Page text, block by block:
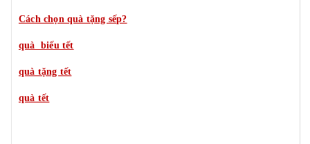
Cách chọn quà tặng sếp?
quà biếu tết
quà tặng tết
quà tết